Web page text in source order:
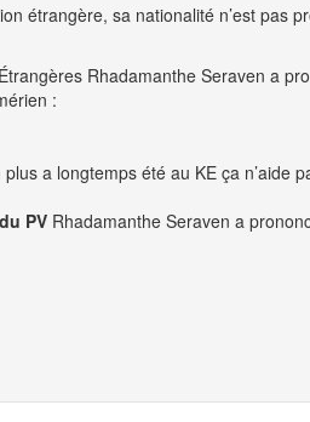
étrangère, sa nationalité n’est pas
Rhadamanthe Seraven a
:
a longtemps été au KE ça n’aide
du PV Rhadamanthe Seraven a